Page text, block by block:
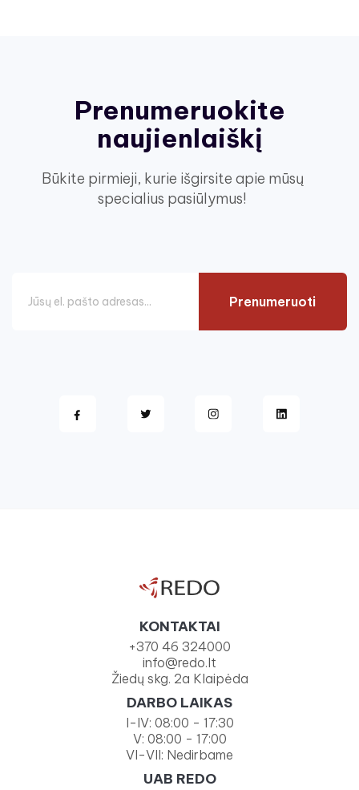
Prenumeruokite
naujienlaiškį
Būkite pirmieji, kurie išgirsite apie mūsų
specialius pasiūlymus!
Prenumeruoti
KONTAKTAI
+370 46 324000
info@redo.lt
Žiedų skg. 2a Klaipėda
DARBO LAIKAS
I-IV: 08:00 - 17:30
V: 08:00 - 17:00
VI-VII: Nedirbame
UAB REDO